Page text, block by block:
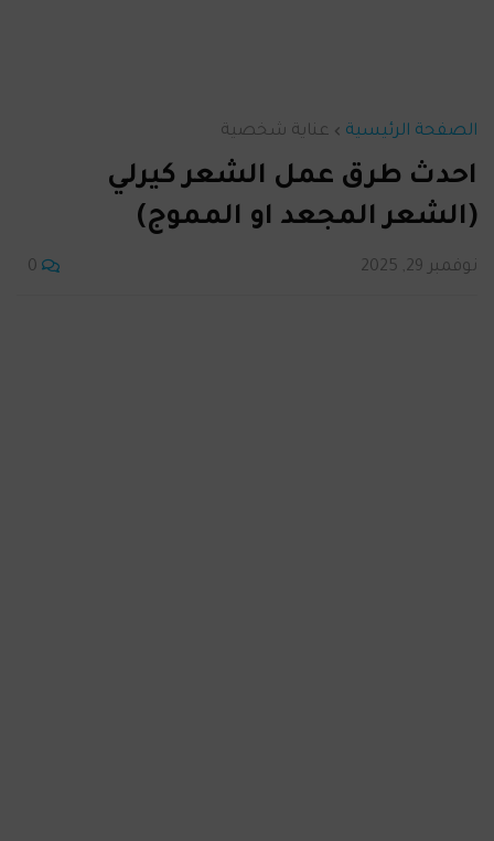
الصفحة الرئيسية عناية شخصية
احدث طرق عمل الشعر كيرلي
(الشعر المجعد او المموج)
نوفمبر 29, 2025 0